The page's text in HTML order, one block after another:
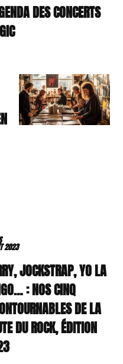
DES CONCERTS
2023
JOCKSTRAP, YO LA
: NOS CINQ
DE LA
DU ROCK, ÉDITION